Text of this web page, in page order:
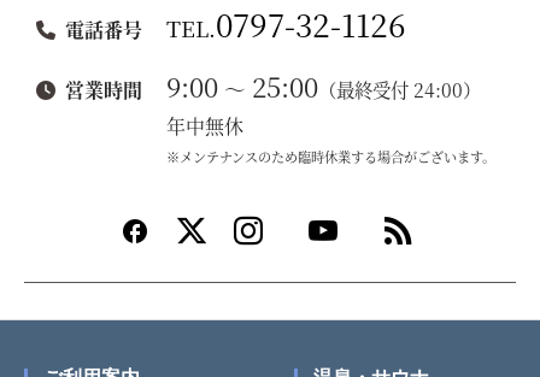
電話番号 TEL.0797-32-1126
営業時間 9:00 ～ 25:00 （最終受付 24:00）
年中無休
※メンテナンスのため臨時休業する場合がございます。